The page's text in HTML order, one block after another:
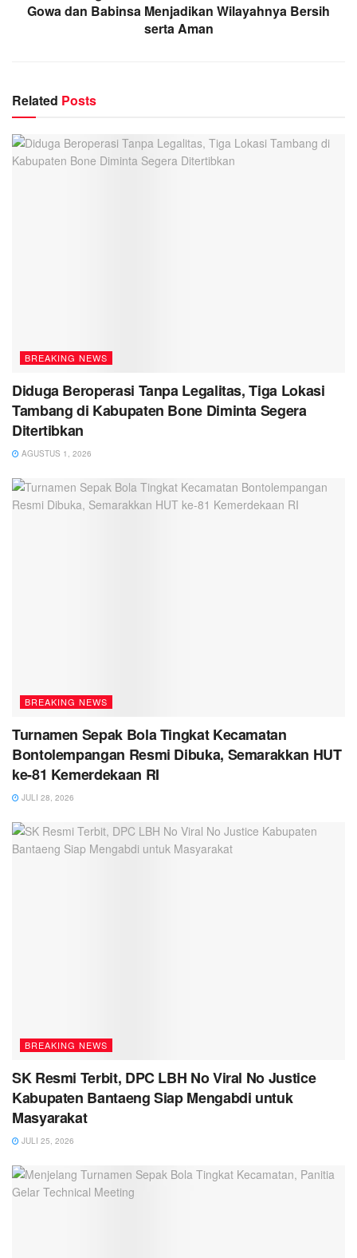
Gowa dan Babinsa Menjadikan Wilayahnya Bersih
serta Aman
Related Posts
BREAKING NEWS
Diduga Beroperasi Tanpa Legalitas, Tiga Lokasi
Tambang di Kabupaten Bone Diminta Segera
Ditertibkan
AGUSTUS 1, 2026
BREAKING NEWS
Turnamen Sepak Bola Tingkat Kecamatan
Bontolempangan Resmi Dibuka, Semarakkan HUT
ke-81 Kemerdekaan RI
JULI 28, 2026
BREAKING NEWS
SK Resmi Terbit, DPC LBH No Viral No Justice
Kabupaten Bantaeng Siap Mengabdi untuk
Masyarakat
JULI 25, 2026